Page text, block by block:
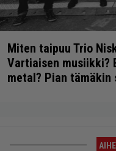
Miten taipuu Trio
Vartiaisen musiikki?
metal? Pian tämäkin